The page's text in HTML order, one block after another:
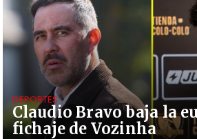
Claudio Bravo baja la
fichaje de Vozinha
DEPORTES